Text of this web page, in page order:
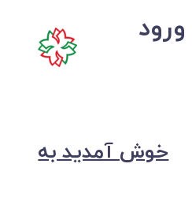
ورود
خوش آمدید به